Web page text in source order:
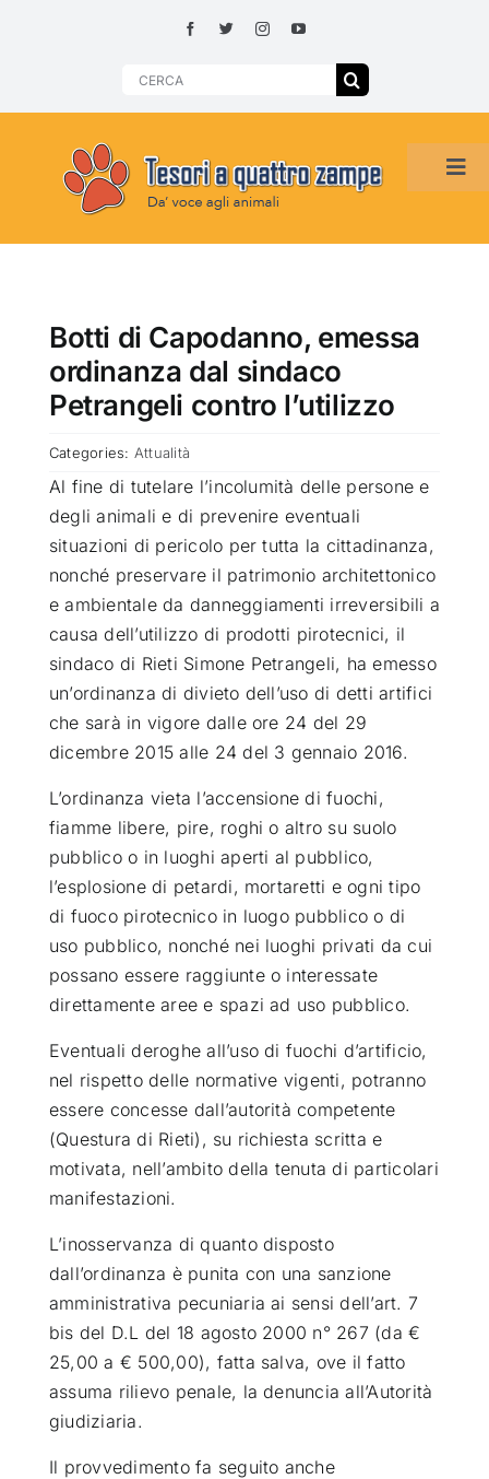
Search
HOME
SMARRITI O DA ADOTTARE
ADOTTATI O RITROVATI
ATTUALITÀ
VIDEO
RUBRICHE
SEMPRE CON ME
Botti di Capodanno, emessa
ordinanza dal sindaco
Petrangeli contro l’utilizzo
Categories: Attualità
Al fine di tutelare l’incolumità delle persone e
degli animali e di prevenire eventuali
situazioni di pericolo per tutta la cittadinanza,
nonché preservare il patrimonio architettonico
e ambientale da danneggiamenti irreversibili a
causa dell’utilizzo di prodotti pirotecnici, il
sindaco di Rieti Simone Petrangeli, ha emesso
un’ordinanza di divieto dell’uso di detti artifici
che sarà in vigore dalle ore 24 del 29
dicembre 2015 alle 24 del 3 gennaio 2016.
L’ordinanza vieta l’accensione di fuochi,
fiamme libere, pire, roghi o altro su suolo
pubblico o in luoghi aperti al pubblico,
l’esplosione di petardi, mortaretti e ogni tipo
di fuoco pirotecnico in luogo pubblico o di
uso pubblico, nonché nei luoghi privati da cui
possano essere raggiunte o interessate
direttamente aree e spazi ad uso pubblico.
Eventuali deroghe all’uso di fuochi d’artificio,
nel rispetto delle normative vigenti, potranno
essere concesse dall’autorità competente
(Questura di Rieti), su richiesta scritta e
motivata, nell’ambito della tenuta di particolari
manifestazioni.
L’inosservanza di quanto disposto
dall’ordinanza è punita con una sanzione
amministrativa pecuniaria ai sensi dell’art. 7
bis del D.L del 18 agosto 2000 n° 267 (da €
25,00 a € 500,00), fatta salva, ove il fatto
assuma rilievo penale, la denuncia all’Autorità
giudiziaria.
Il provvedimento fa seguito anche